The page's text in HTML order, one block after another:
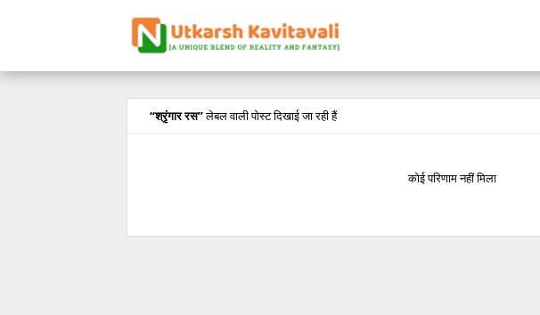
श्रृंगार रस लेबल वाली पोस्ट दिखाई जा रही हैं
कोई परिणाम नहीं मिला